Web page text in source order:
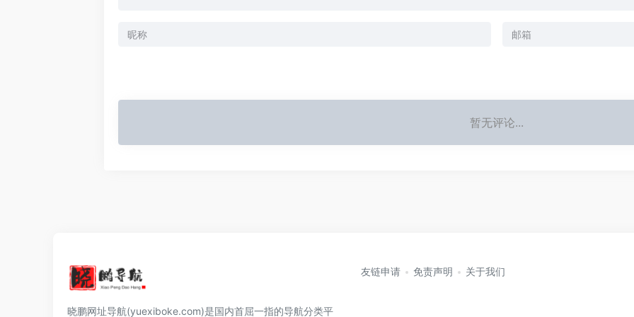
暂无评论...
晓鹏网址导航(yuexiboke.com)是国内首屈一指的导航分类平
友链申请 免责声明 关于我们